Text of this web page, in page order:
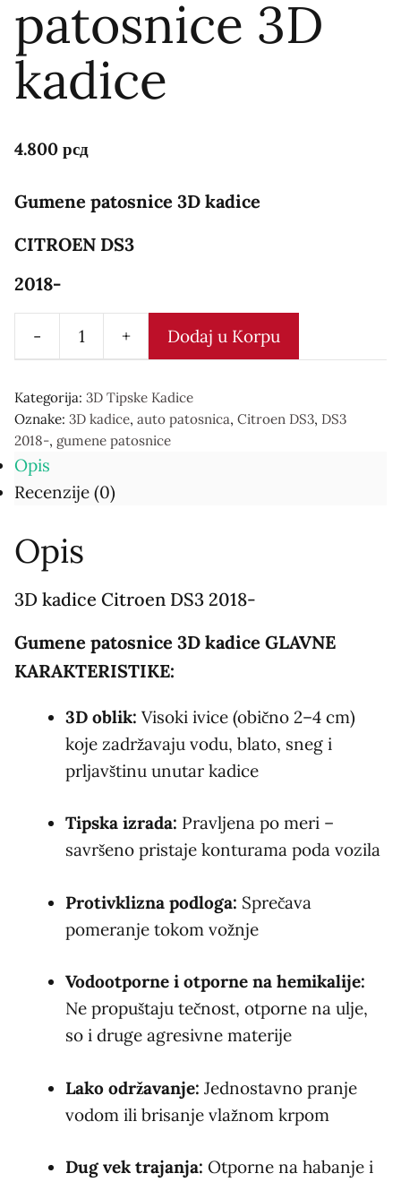
patosnice 3D
kadice
4.800 рсд
Gumene patosnice 3D kadice
CITROEN DS3
2018-
-
Gumene
3D
kadice
+ Dodaj u Korpu
Kategorija: 3D Tipske Kadice
Oznake: 3D kadice, auto patosnica, Citroen DS3, DS3
2018-, gumene patosnice
Opis
Recenzije (0)
Opis
3D kadice Citroen DS3 2018-
Gumene patosnice 3D kadice GLAVNE
KARAKTERISTIKE:
3D oblik: Visoki ivice (obično 2–4 cm)
koje zadržavaju vodu, blato, sneg i
prljavštinu unutar kadice
Tipska izrada: Pravljena po meri –
savršeno pristaje konturama poda vozila
Protivklizna podloga: Sprečava
pomeranje tokom vožnje
Vodootporne i otporne na hemikalije:
Ne propuštaju tečnost, otporne na ulje,
so i druge agresivne materije
Lako održavanje: Jednostavno pranje
vodom ili brisanje vlažnom krpom
Dug vek trajanja: Otporne na habanje i